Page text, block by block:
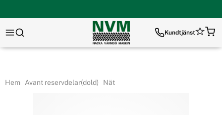
Kundtjänst
Hem Avant reservdelar(dold) Nät